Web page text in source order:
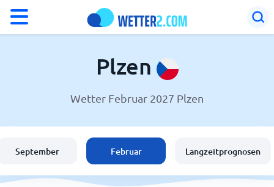
Wetter in Plzen
Schweiz
Plzen
Wetter Februar 2027 Plzen
September Februar Langzeitprognosen